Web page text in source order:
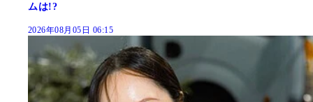
ムは!?
2026年08月05日 06:15